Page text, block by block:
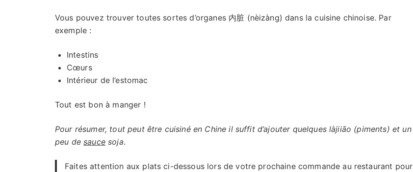
Vous pouvez trouver toutes sortes d’organes 内脏 (nèizàng) dans la cuisine chinoise. Par
exemple :
Intestins
Cœurs
Intérieur de l’estomac
Tout est bon à manger !
Pour résumer, tout peut être cuisiné en Chine il suffit d’ajouter quelques làjiiāo (piments) et un
peu desaucesoja.
Faites attention aux plats ci-dessous lors de votre prochaine commande au restaurant pour